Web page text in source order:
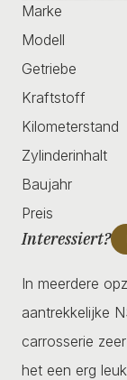
Marke
Modell
Getriebe
Kraftstoff
Kilometerstand
Zylinderinhalt
Baujahr
Preis
Interessiert?
In meerdere
aantrekkelijke
carrosserie
het een erg